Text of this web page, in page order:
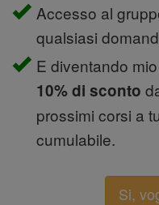
Accesso al
qualsiasi
E diventando
10% di sconto
prossimi corsi a
cumulabile.
Si,